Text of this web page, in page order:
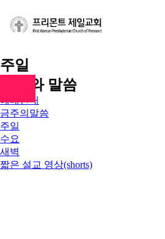
주일
주일
예배와 말씀
예배안내
금주의말씀
주일
수요
새벽
짧은 설교 영상(shorts)